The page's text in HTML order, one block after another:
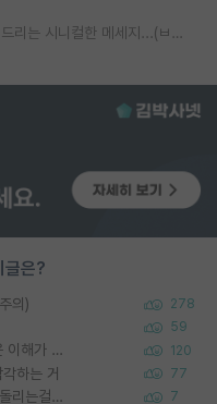
연구-교육에 열정을 잃은 공대 교수님들께 드리는 시니컬한 메세지...(ㅂㄷㅂㄷ)
글은?
의) 278
59
대학원생들 교수에게 가스라이팅 당한 것은 이해가 갑니다. 안타깝네요. 120
하는 거 77
왜 후배가 못하는걸 교수님은 내 책임으로 돌리는걸까요? 7